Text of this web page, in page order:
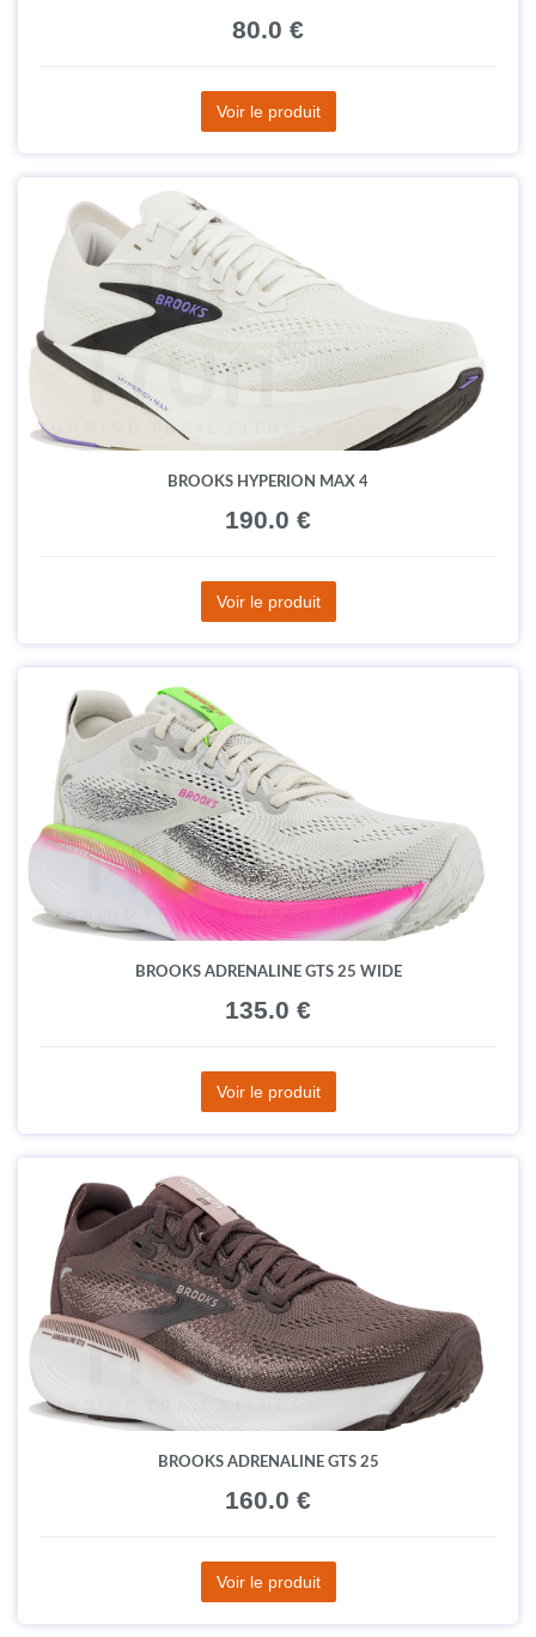
80.0 €
Voir le produit
BROOKS HYPERION MAX 4
190.0 €
Voir le produit
BROOKS ADRENALINE GTS 25 WIDE
135.0 €
Voir le produit
BROOKS ADRENALINE GTS 25
160.0 €
Voir le produit